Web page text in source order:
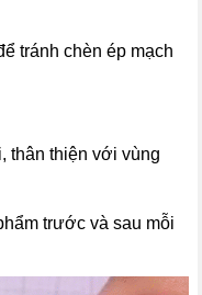
tránh chèn ép mạch
thân thiện với vùng
trước và sau mỗi